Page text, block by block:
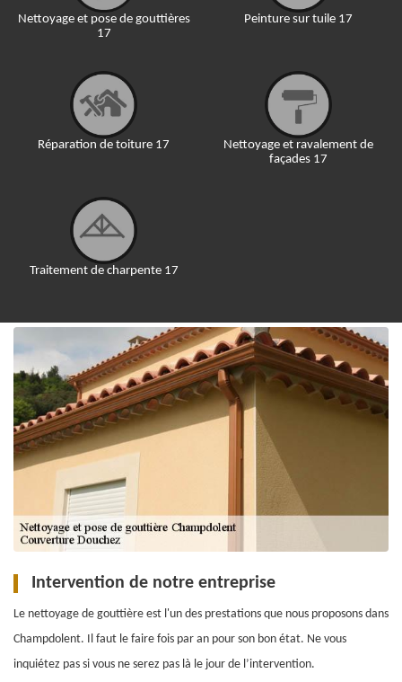
Nettoyage et pose de gouttières
17
Réparation de toiture 17
Traitement de charpente 17
Peinture sur tuile 17
Nettoyage et ravalement de
façades 17
Intervention de notre entreprise
Le nettoyage de gouttière est l'un des prestations que nous proposons dans
Champdolent. Il faut le faire fois par an pour son bon état. Ne vous
inquiétez pas si vous ne serez pas là le jour de l’intervention.